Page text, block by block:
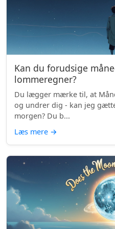
Kan du forudsige
lommeregner?
Du lægger mærke til, at
og undrer dig - kan jeg
morgen? Du b...
Læs mere →